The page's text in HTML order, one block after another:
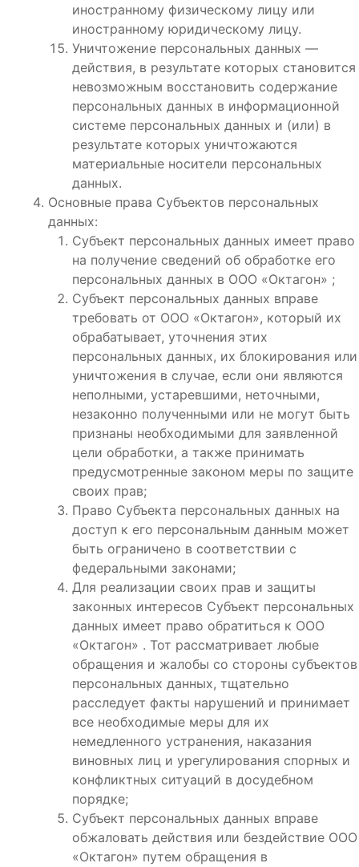
иностранному физическому лицу или
иностранному юридическому лицу.
Уничтожение персональных данных —
действия, в результате которых становится
невозможным восстановить содержание
персональных данных в информационной
системе персональных данных и (или) в
результате которых уничтожаются
материальные носители персональных
данных.
Основные права Субъектов персональных
данных:
Субъект персональных данных имеет право
на получение сведений об обработке его
персональных данных в ООО «Октагон» ;
Субъект персональных данных вправе
требовать от ООО «Октагон», который их
обрабатывает, уточнения этих
персональных данных, их блокирования или
уничтожения в случае, если они являются
неполными, устаревшими, неточными,
незаконно полученными или не могут быть
признаны необходимыми для заявленной
цели обработки, а также принимать
предусмотренные законом меры по защите
своих прав;
Право Субъекта персональных данных на
доступ к его персональным данным может
быть ограничено в соответствии с
федеральными законами;
Для реализации своих прав и защиты
законных интересов Субъект персональных
данных имеет право обратиться к ООО
«Октагон» . Тот рассматривает любые
обращения и жалобы со стороны субъектов
персональных данных, тщательно
расследует факты нарушений и принимает
все необходимые меры для их
немедленного устранения, наказания
виновных лиц и урегулирования спорных и
конфликтных ситуаций в досудебном
порядке;
Субъект персональных данных вправе
обжаловать действия или бездействие ООО
«Октагон» путем обращения в